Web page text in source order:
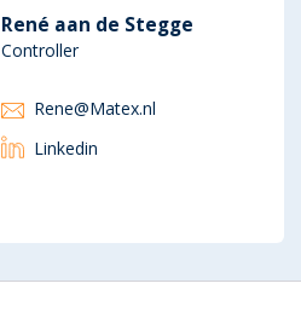
René aan de Stegge
Controller
Rene@Matex.nl
Linkedin